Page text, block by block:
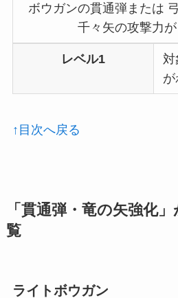
ボウガンの貫通弾または
千々矢の攻撃力が
レベル1
↑目次へ戻る
「貫通弾・竜の矢強化
覧
ライトボウガン